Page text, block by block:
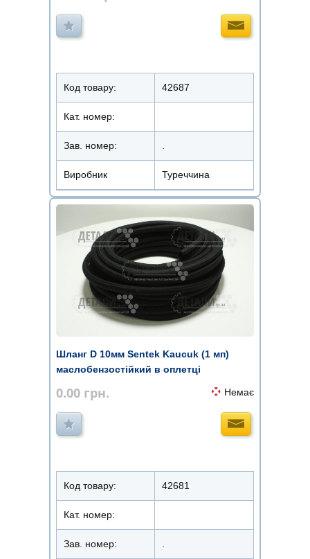
Код товару: 42687
Кат. номер:
Зав. номер:
Виробник Туреччина
Шланг D 10мм Sentek Kaucuk (1 мп)
маслобензостійкий в оплетці
0.00 грн. Немає
Код товару: 42681
Кат. номер:
Зав. номер: